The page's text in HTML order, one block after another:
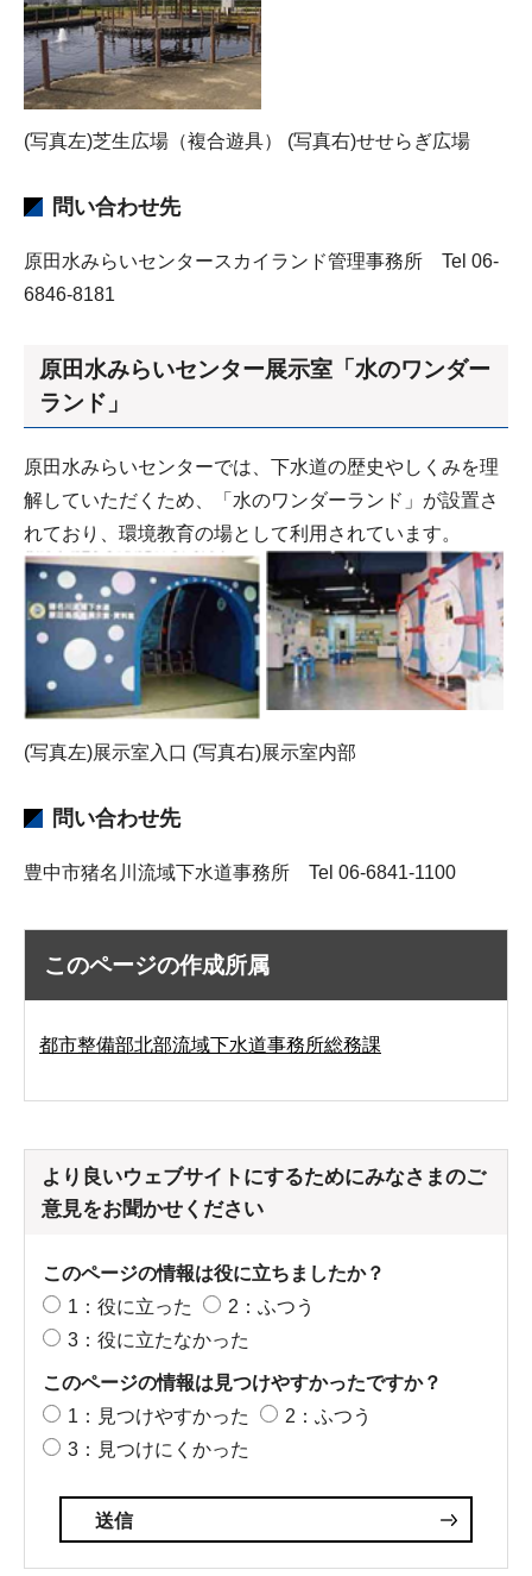
(写真左)芝生広場（複合遊具） (写真右)せせらぎ広場
問い合わせ先
原田水みらいセンタースカイランド管理事務所 Tel 06-
6846-8181
原田水みらいセンター展示室「水のワンダー
ランド」
原田水みらいセンターでは、下水道の歴史やしくみを理
解していただくため、「水のワンダーランド」が設置さ
れており、環境教育の場として利用されています。
(写真左)展示室入口 (写真右)展示室内部
問い合わせ先
豊中市猪名川流域下水道事務所 Tel 06-6841-1100
このページの作成所属
都市整備部北部流域下水道事務所総務課
より良いウェブサイトにするためにみなさまのご
意見をお聞かせください
このページの情報は役に立ちましたか？
1：役に立った
2：ふつう
3：役に立たなかった
このページの情報は見つけやすかったですか？
1：見つけやすかった
2：ふつう
3：見つけにくかった